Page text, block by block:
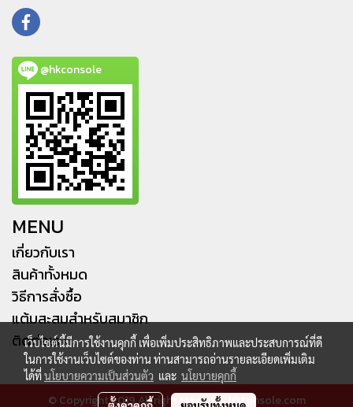
@hkconsole
MENU
เกี่ยวกับเรา
สินค้าทั้งหมด
วิธีการสั่งซื้อ
แต้มสะสมสำหรับสมาชิก
ติดต่อเรา
© Copyright 2019 All right reserved. hkconsole.com
เว็บไซต์นี้มีการใช้งานคุกกี้ เพื่อเพิ่มประสิทธิภาพและประสบการณ์ที่ดี
ในการใช้งานเว็บไซต์ของท่าน ท่านสามารถอ่านรายละเอียดเพิ่มเติม
ได้ที่นโยบายความเป็นส่วนตัว และ นโยบายคุกกี้